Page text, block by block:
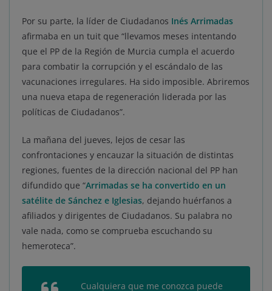
Por su parte, la líder de Ciudadanos Inés Arrimadas
afirmaba en un tuit que “llevamos meses intentando
que el PP de la Región de Murcia cumpla el acuerdo
para combatir la corrupción y el escándalo de las
vacunaciones irregulares. Ha sido imposible. Abriremos
una nueva etapa de regeneración liderada por las
políticas de Ciudadanos”.
La mañana del jueves, lejos de cesar las
confrontaciones y encauzar la situación de distintas
regiones, fuentes de la dirección nacional del PP han
difundido que “Arrimadas se ha convertido en un
satélite de Sánchez e Iglesias, dejando huérfanos a
afiliados y dirigentes de Ciudadanos. Su palabra no
vale nada, como se comprueba escuchando su
hemeroteca”.
Cualquiera que me conozca puede